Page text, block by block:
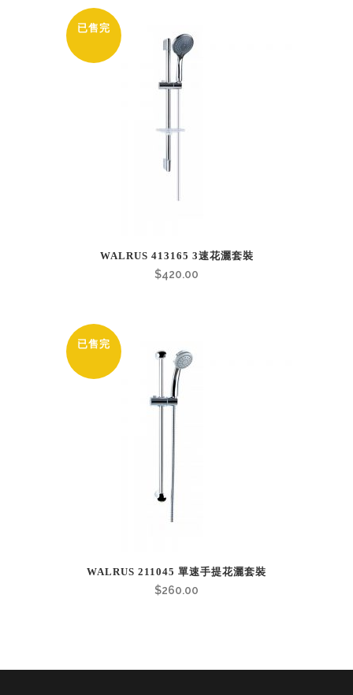
已售完
WALRUS 413165 3速花灑套裝
$420.00
已售完
WALRUS 211045 單速手提花灑套裝
$260.00